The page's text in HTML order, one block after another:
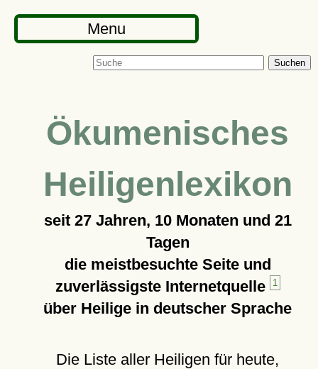
Menu
Suchen
Ökumenisches
Heiligenlexikon
seit 27 Jahren, 10 Monaten und 21
Tagen
die meistbesuchte Seite und
zuverlässigste Internetquelle
1
über Heilige in deutscher Sprache
Die Liste aller Heiligen für heute,